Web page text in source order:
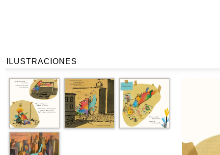
ILUSTRACIONES